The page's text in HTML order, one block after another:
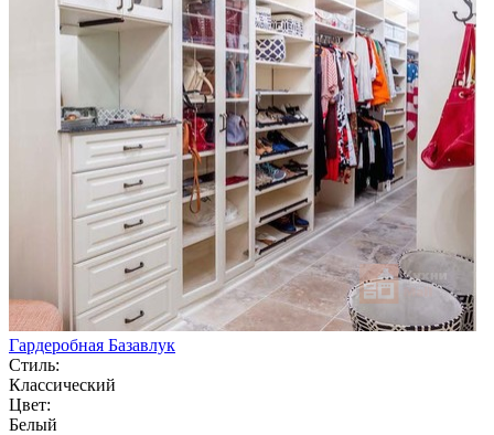
Гардеробная Базавлук
Стиль:
Классический
Цвет:
Белый